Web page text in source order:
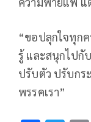
“ขอปลุกใจทุก
รู้ และสนุกไปกั
ปรับตัว ปรับก
พรรคเรา”